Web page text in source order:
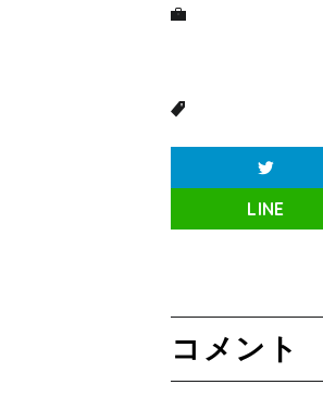
LINE
コメント